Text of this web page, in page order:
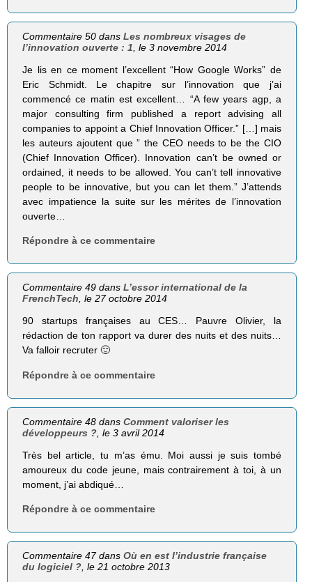
Commentaire 50 dansLes nombreux visages de
l’innovation ouverte : 1 , le 3 novembre 2014
Je lis en ce moment l’excellent “How Google Works” de
Eric Schmidt. Le chapitre sur l’innovation que j’ai
commencé ce matin est excellent… “A few years agp, a
major consulting firm published a report advising all
companies to appoint a Chief Innovation Officer.” […] mais
les auteurs ajoutent que ” the CEO needs to be the CIO
(Chief Innovation Officer). Innovation can’t be owned or
ordained, it needs to be allowed. You can’t tell innovative
people to be innovative, but you can let them.” J’attends
avec impatience la suite sur les mérites de l’innovation
ouverte…
Répondre à ce commentaire
Commentaire 49 dansL’essor international de la
FrenchTech, le 27 octobre 2014
90 startups françaises au CES… Pauvre Olivier, la
rédaction de ton rapport va durer des nuits et des nuits…
Va falloir recruter 🙂
Répondre à ce commentaire
Commentaire 48 dansComment valoriser les
développeurs ? , le 3 avril 2014
Très bel article, tu m’as ému. Moi aussi je suis tombé
amoureux du code jeune, mais contrairement à toi, à un
moment, j’ai abdiqué…
Répondre à ce commentaire
Commentaire 47 dansOù en est l’industrie française
du logiciel ? , le 21 octobre 2013